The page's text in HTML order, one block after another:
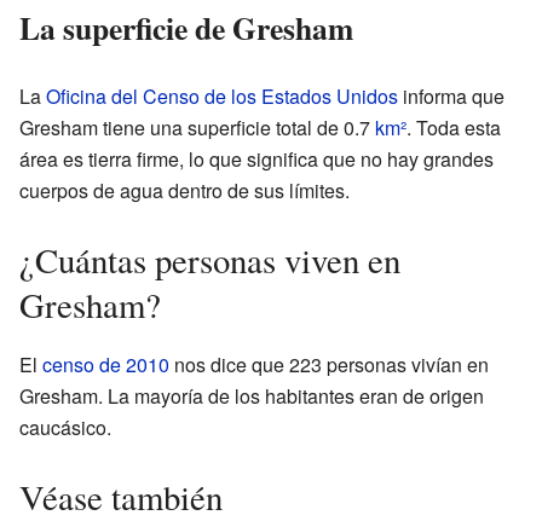
La superficie de Gresham
LaOficina del Censo de los Estados Unidos informa que
Gresham tiene una superficie total de 0.7 km². Toda esta
área es tierra firme, lo que significa que no hay grandes
cuerpos de agua dentro de sus límites.
¿Cuántas personas viven en
Gresham?
El censo de 2010 nos dice que 223 personas vivían en
Gresham. La mayoría de los habitantes eran de origen
caucásico.
Véase también